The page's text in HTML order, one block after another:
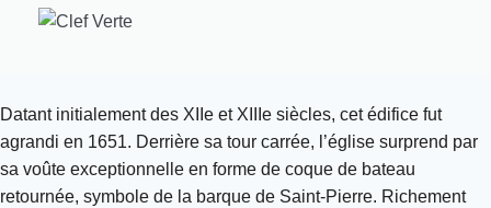
Datant initialement des XIIe et XIIIe siècles, cet édifice fut
agrandi en 1651. Derrière sa tour carrée, l’église surprend par
sa voûte exceptionnelle en forme de coque de bateau
retournée, symbole de la barque de Saint-Pierre. Richement